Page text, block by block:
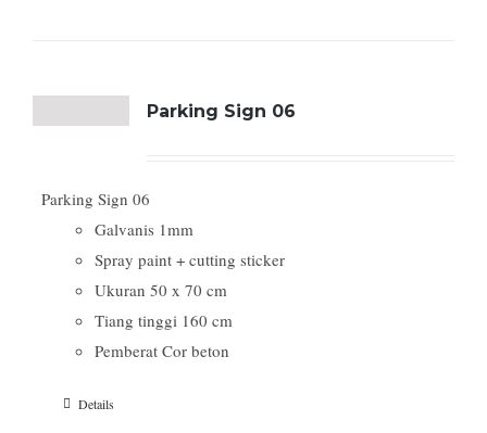
Parking Sign 06
Parking Sign 06
Galvanis 1mm
Spray paint + cutting sticker
Ukuran 50 x 70 cm
Tiang tinggi 160 cm
Pemberat Cor beton
Details